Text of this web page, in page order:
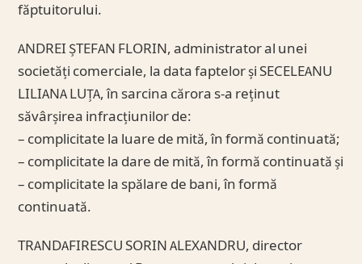
făptuitorului.
ANDREI ȘTEFAN FLORIN, administrator al unei
societăți comerciale, la data faptelor și SECELEANU
LILIANA LUȚA, în sarcina cărora s-a reținut
săvârșirea infracțiunilor de:
– complicitate la luare de mită, în formă continuată;
– complicitate la dare de mită, în formă continuată și
– complicitate la spălare de bani, în formă
continuată.
TRANDAFIRESCU SORIN ALEXANDRU, director